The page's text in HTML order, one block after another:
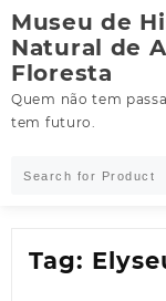
Skip
to
content
Museu de
Natural de
Floresta
Quem não tem
tem futuro.
Tag: